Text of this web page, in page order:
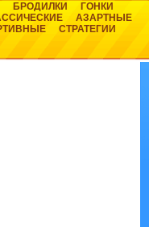
БРОДИЛКИ
ГОНКИ
АЗАРТНЫЕ
СТРАТЕГИИ